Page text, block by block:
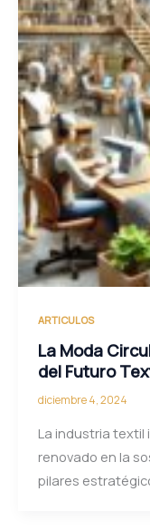
ARTICULOS
La Moda
del Futuro
diciembre 4, 2024
La industria textil
renovado en la
pilares